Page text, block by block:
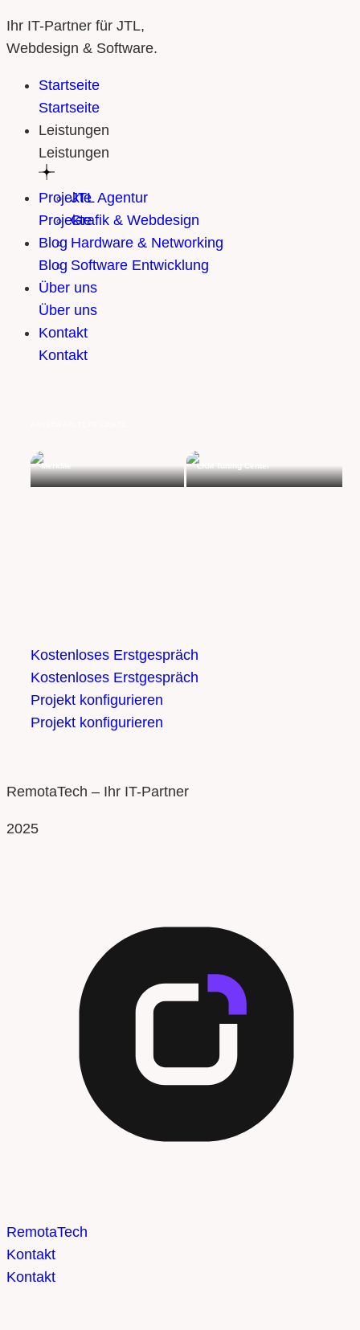
Ihr IT-Partner für JTL,
Webdesign & Software.
Startseite
Startseite
Leistungen
Leistungen
JTL Agentur
Grafik & Webdesign
Hardware & Networking
Software Entwicklung
Projekte
Projekte
Blog
Blog
Über uns
Über uns
Kontakt
Kontakt
MerkMe LKM Tuning Center
Kostenloses Erstgespräch
Kostenloses Erstgespräch
Projekt konfigurieren
Projekt konfigurieren
RemotaTech – Ihr IT-Partner
2025
RemotaTech
Kontakt
Kontakt